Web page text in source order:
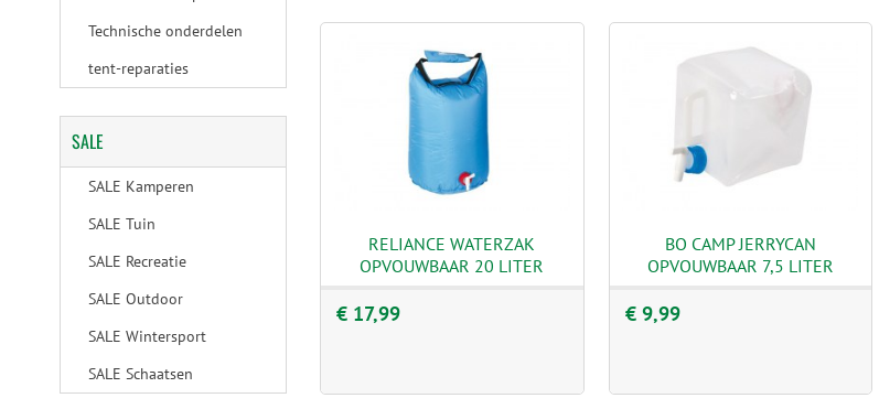
RELIANCE WATERZAK
OPVOUWBAAR 20 LITER
€ 17,99
BO CAMP JERRYCAN
OPVOUWBAAR 7,5 LITER
€ 9,99
Technische onderdelen
tent-reparaties
SALE
SALE Kamperen
SALE Tuin
SALE Recreatie
SALE Outdoor
SALE Wintersport
SALE Schaatsen